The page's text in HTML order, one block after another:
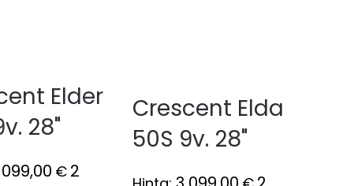
Elder
28"
€ 2
Crescent Elda
50S 9v. 28"